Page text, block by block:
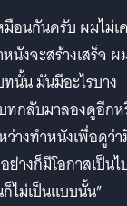
มือนกันครับ ผมไม่เ
นังจะสร้างเสร็จ ผ
นั้น มันมีอะไรบาง
ทกลับมาลองดูอีก
างทำหนังเพื่อดูว่
างก็มีโอกาสเป็นไ
ไม่เป็นแบบนั้น”